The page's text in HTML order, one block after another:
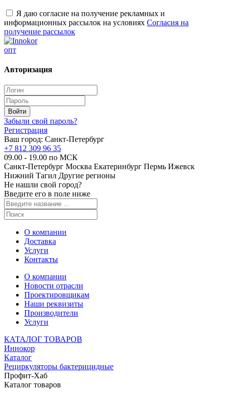
Я даю согласие на получение рекламных и
информационных рассылок на условиях Согласия на
получение рассылок
опт
Авторизация
Забыли свой пароль?
Регистрация
Ваш город: Санкт-Петербург
+7 812 309 96 35
09.00 - 19.00 по МСК
Санкт-Петербург Москва Екатеринбург Пермь Ижевск
Нижний Тагил Другие регионы
Не нашли свой город?
Введите его в поле ниже
О компании
Доставка
Услуги
Контакты
О компании
Новости отрасли
Проектировщикам
Наши реквизиты
Производители
Услуги
КАТАЛОГ ТОВАРОВ
Иннокор
Каталог
Рециркуляторы бактерицидные
Профит-Хаб
Каталог товаров